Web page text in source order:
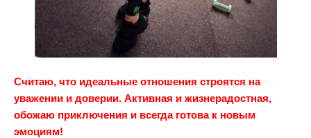
Считаю, что идеальные отношения строятся на
уважении и доверии. Активная и жизнерадостная,
обожаю приключения и всегда готова к новым
эмоциям!